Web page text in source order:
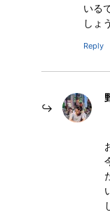
いる
しょ
Reply